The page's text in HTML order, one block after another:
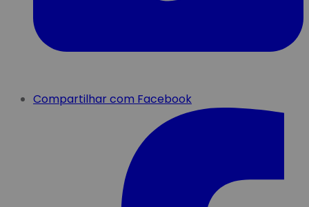
Compartilhar com Facebook